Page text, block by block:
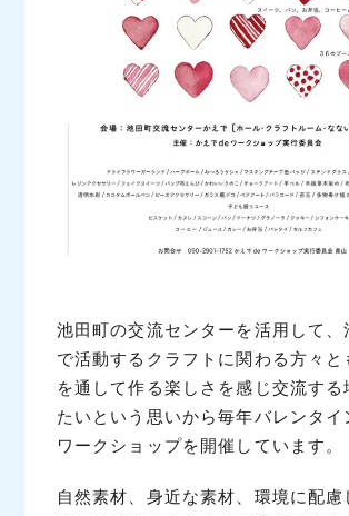
池田町の交流センターを活用して、
で活動するクラフトに関わる方々と
を通して作る楽しさを感じ交流する
たいという思いから毎年バレンタ
ワークショップを開催しています。
自然素材、身近な素材、環境に配慮